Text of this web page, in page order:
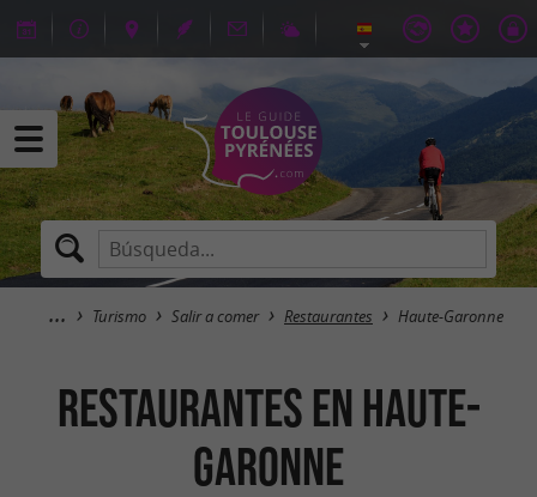
Turismo Salir a comer Restaurantes Haute-Garonne
Restaurantes en Haute-
Garonne